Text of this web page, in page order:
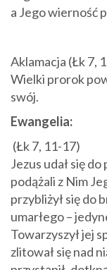
a Jego wierność
Aklamacja (Łk 7,
Wielki prorok
swój.
Ewangelia:
(Łk 7, 11-17)
Jezus udał się
podążali z Nim
przybliżył się do
umarłego –
Towarzyszył jej
zlitował się nad